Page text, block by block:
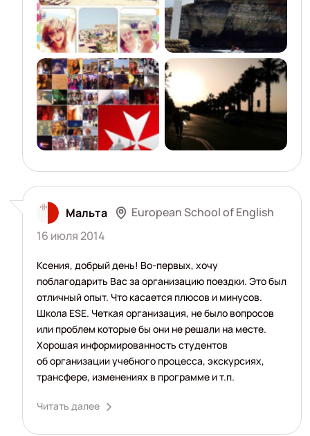
Мальта
European School of English
16 июля 2014
Ксения, добрый день! Во-первых, хочу
поблагодарить Вас за организацию поездки. Это был
отличный опыт. Что касается плюсов и минусов.
Школа ЕSE. Четкая организация, не было вопросов
или проблем которые бы они не решали на месте.
Хорошая информированность студентов
об организации учебного процесса, экскурсиях,
трансфере, изменениях в программе и т.п.
Читать далее